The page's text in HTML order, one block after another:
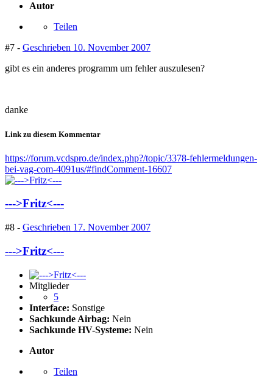
Autor
Teilen
#7 - Geschrieben 10. November 2007
gibt es ein anderes programm um fehler auszulesen?
danke
Link zu diesem Kommentar
https://forum.vcdspro.de/index.php?/topic/3378-fehlermeldungen-
bei-vag-com-4091us/#findComment-16607
--->Fritz<---
#8 - Geschrieben 17. November 2007
--->Fritz<---
Mitglieder
5
Interface: Sonstige
Sachkunde Airbag: Nein
Sachkunde HV-Systeme: Nein
Autor
Teilen